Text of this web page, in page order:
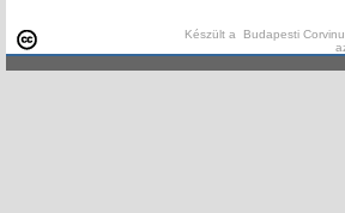
Készült a Budapesti